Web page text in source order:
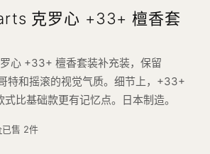
克罗心 +33+ 檀香套
心 +33+ 檀香套装补充装，保留
特和摇滚的视觉气质。细节上，+33+
比基础款更有记忆点。日本制造。
已售 2件